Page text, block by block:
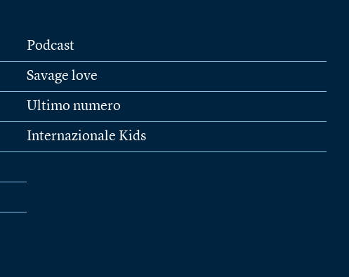
Podcast
Savage love
Ultimo numero
Internazionale Kids